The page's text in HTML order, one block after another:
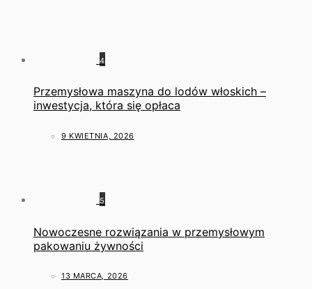
4
Przemysłowa maszyna do lodów włoskich –
inwestycja, która się opłaca
9 KWIETNIA, 2026
5
Nowoczesne rozwiązania w przemysłowym
pakowaniu żywności
13 MARCA, 2026